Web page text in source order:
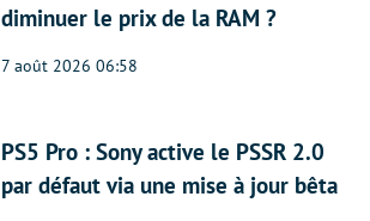
diminuer le prix de la RAM ?
7 août 2026 06:58
PS5 Pro : Sony active le PSSR 2.0
par défaut via une mise à jour bêta